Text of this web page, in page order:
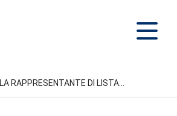
Cerca
LA RAPPRESENTANTE DI LISTA...